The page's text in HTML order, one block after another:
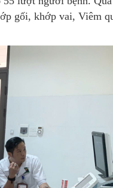
gối, khớp vai, Viêm